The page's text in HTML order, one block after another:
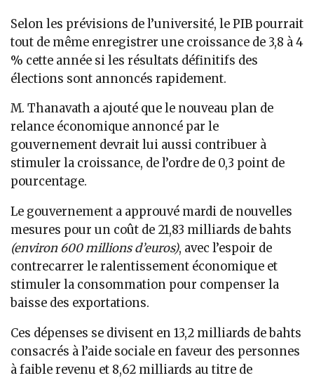
Selon les prévisions de l’université, le PIB pourrait
tout de même enregistrer une croissance de 3,8 à 4
% cette année si les résultats définitifs des
élections sont annoncés rapidement.
M. Thanavath a ajouté que le nouveau plan de
relance économique annoncé par le
gouvernement devrait lui aussi contribuer à
stimuler la croissance, de l’ordre de 0,3 point de
pourcentage.
Le gouvernement a approuvé mardi de nouvelles
mesures pour un coût de 21,83 milliards de bahts
(environ 600 millions d’euros), avec l’espoir de
contrecarrer le ralentissement économique et
stimuler la consommation pour compenser la
baisse des exportations.
Ces dépenses se divisent en 13,2 milliards de bahts
consacrés à l’aide sociale en faveur des personnes
à faible revenu et 8,62 milliards au titre de